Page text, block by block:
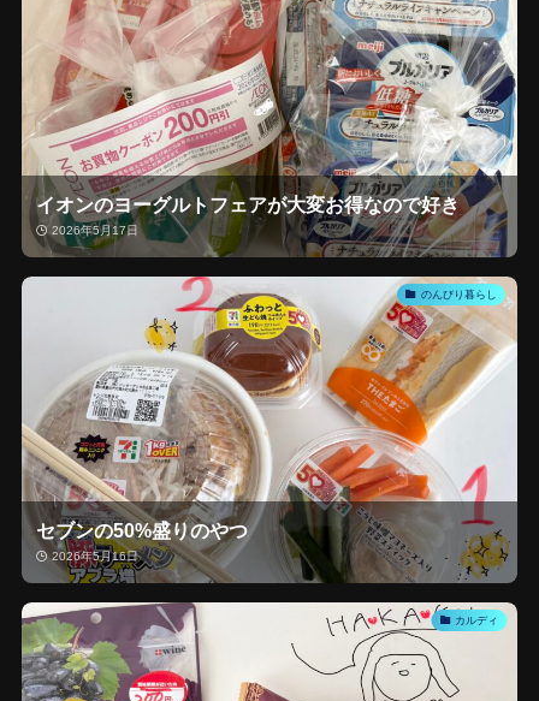
イオンのヨーグルトフェアが大変お得なので好き
2026年5月17日
のんびり暮らし
セブンの50%盛りのやつ
2026年5月16日
カルディ